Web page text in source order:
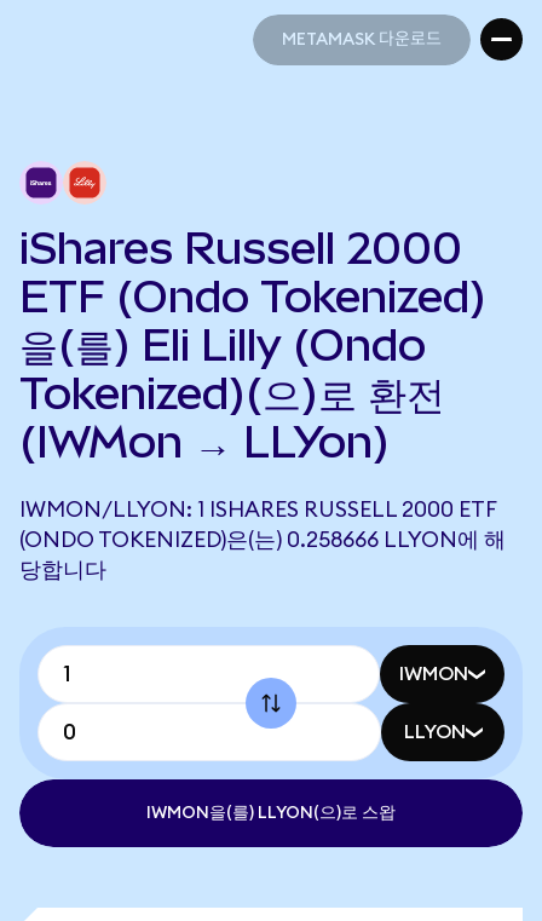
METAMASK 다운로드
iShares Russell 2000
ETF (Ondo Tokenized)
을(를) Eli Lilly (Ondo
Tokenized)(으)로 환전
(IWMon → LLYon)
IWMON/LLYON: 1 ISHARES RUSSELL 2000 ETF
(ONDO TOKENIZED)은(는) 0.258666 LLYON에 해
당합니다
IWMON
LLYON
IWMON을(를) LLYON(으)로 스왑